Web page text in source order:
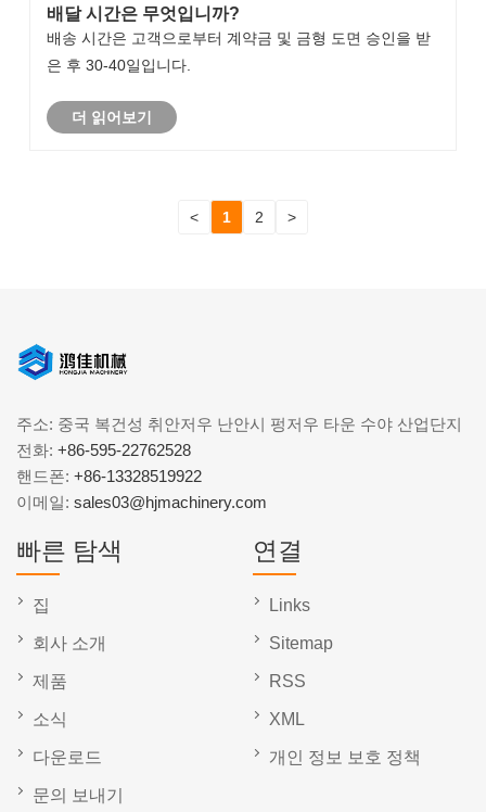
배달 시간은 무엇입니까?
배송 시간은 고객으로부터 계약금 및 금형 도면 승인을 받
은 후 30-40일입니다.
더 읽어보기
< 1 2 >
주소: 중국 복건성 취안저우 난안시 펑저우 타운 수야 산업단지
전화: +86-595-22762528
핸드폰: +86-13328519922
이메일: sales03@hjmachinery.com
빠른 탐색
집
회사 소개
제품
소식
다운로드
문의 보내기
연결
Links
Sitemap
RSS
XML
개인 정보 보호 정책